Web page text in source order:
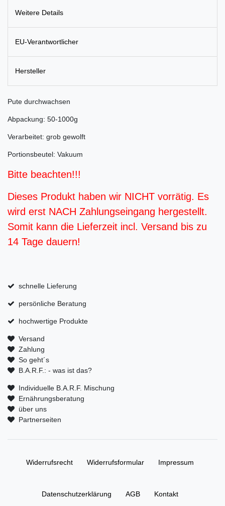
Weitere Details
EU-Verantwortlicher
Hersteller
Pute durchwachsen
Abpackung: 50-1000g
Verarbeitet: grob gewolft
Portionsbeutel: Vakuum
Bitte beachten!!!
Dieses Produkt haben wir NICHT vorrätig. Es
wird erst NACH Zahlungseingang hergestellt.
Somit kann die Lieferzeit incl. Versand bis zu
14 Tage dauern!
schnelle Lieferung
persönliche Beratung
hochwertige Produkte
Versand
Zahlung
So geht´s
B.A.R.F.: - was ist das?
Individuelle B.A.R.F. Mischung
Ernährungsberatung
über uns
Partnerseiten
Widerrufs­recht Widerrufs­formular Impressum
Daten­schutz­erklärung AGB Kontakt